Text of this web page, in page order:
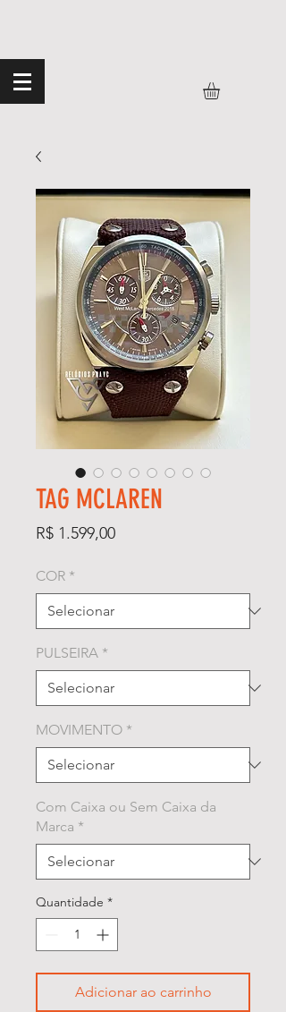
TAG MCLAREN
R$ 1.599,00Preço
COR *
PULSEIRA *
MOVIMENTO *
Com Caixa ou Sem Caixa da
Marca *
Quantidade *
Adicionar ao carrinho